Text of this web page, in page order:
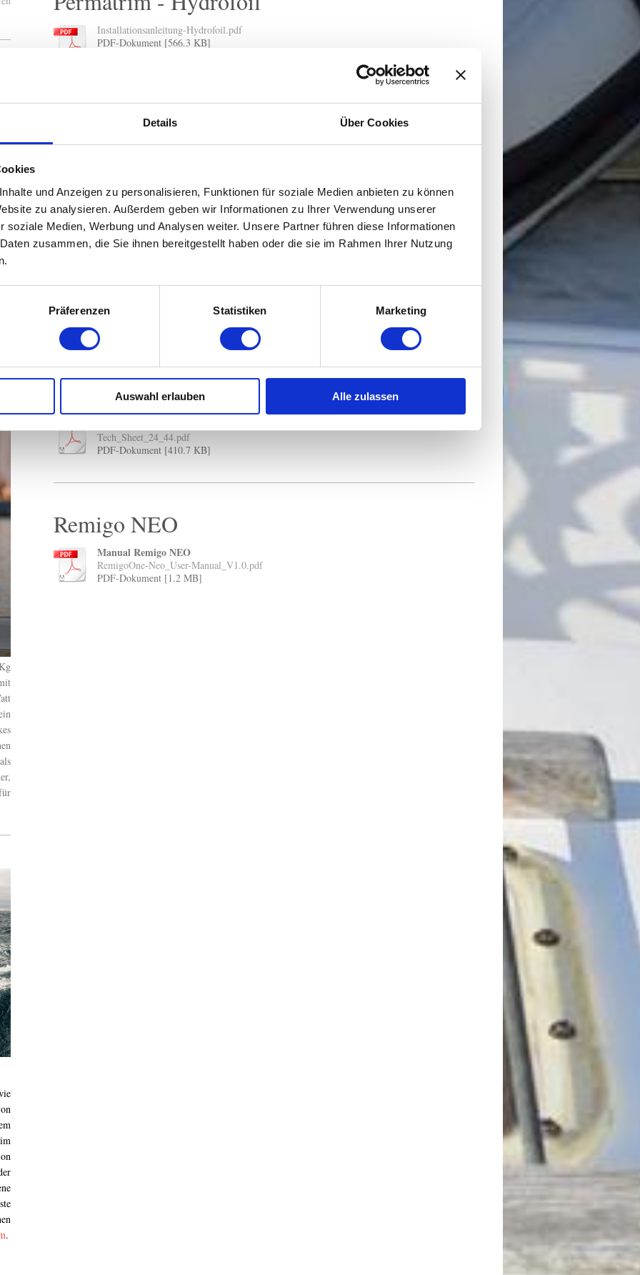
Details Über Cookies
und Anzeigen zu personalisieren, Funktionen für soziale Medien anbieten zu können
zu analysieren. Außerdem geben wir Informationen zu Ihrer Verwendung unserer
soziale Medien, Werbung und Analysen weiter. Unsere Partner führen diese Informationen
zusammen, die Sie ihnen bereitgestellt haben oder die sie im Rahmen Ihrer Nutzung
Präferenzen Statistiken Marketing
Auswahl erlauben Alle zulassen
Installationsanleitung-Hydrofoil.pdf
PDF-Dokument [566.3 KB]
PVC-Notfallkleber - Anwendung-726.pdf
PDF-Dokument [141.8 KB]
Kleben mit TPU-Kleber_49.pdf
PDF-Dokument [568.4 KB]
Remigo ONE
Handbuch in Deutsch
RemigoOne_Handbuch_24_V4.6_print_A4-Deut[...]
Manual in English
RemigoOne_manual_24_V4.6_print_A4-44.pdf
PDF-Dokument [2.0 MB]
Tech_Sheet_24_44.pdf
PDF-Dokument [410.7 KB]
Remigo NEO
Manual Remigo NEO
RemigoOne-Neo_User-Manual_V1.0.pdf
PDF-Dokument [1.2 MB]
.